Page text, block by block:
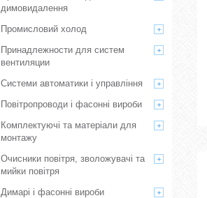
димовидалення
Промисловий холод
Принадлежности для систем
вентиляции
Системи автоматики і управління
Повітропроводи і фасонні вироби
Комплектуючі та матеріали для
монтажу
Очисники повітря, зволожувачі та
мийки повітря
Димарі і фасонні вироби